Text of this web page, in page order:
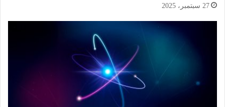
27 سبتمبر، 2025